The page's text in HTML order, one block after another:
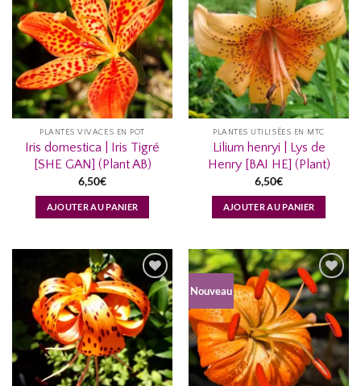
AJOUTER
À MA
LISTE
D’ENVIES...
PLANTES VIVACES EN POT
Iris domestica | Iris Tigré
[SHE GAN] (Plant AB)
6,50€
AJOUTER AU PANIER
AJOUTER
À MA
LISTE
D’ENVIES...
PLANTES UTILISÉES EN MTC
Lilium henryi | Lys de
Henry [BAI HE] (Plant)
6,50€
AJOUTER AU PANIER
AJOUTER
À MA
LISTE
D’ENVIES...
Nouveau
AJOUTER
À MA
LISTE
D’ENVIES...